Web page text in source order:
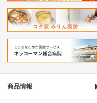
商品情報